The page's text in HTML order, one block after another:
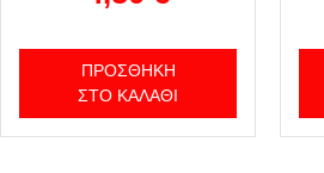
ΠΡΟΣΘΉΚΗ
ΣΤΟ ΚΑΛΆΘΙ